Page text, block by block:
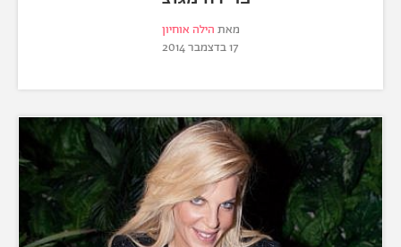
מאת הילה אוחיון
17 בדצמבר 2014